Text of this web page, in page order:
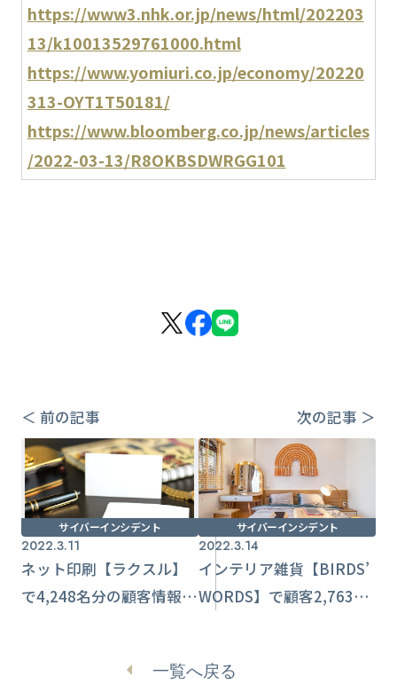
https://www3.nhk.or.jp/news/html/202203
13/k10013529761000.html
https://www.yomiuri.co.jp/economy/20220
313-OYT1T50181/
https://www.bloomberg.co.jp/news/articles
/2022-03-13/R8OKBSDWRGG101
＜ 前の記事 次の記事 ＞
サイバーインシデント
2022.3.11
ネット印刷【ラクスル】
で4,248名分の顧客情報流
サイバーインシデント
2022.3.14
インテリア雑貨【BIRDS’
WORDS】で顧客2,763名
一覧へ戻る